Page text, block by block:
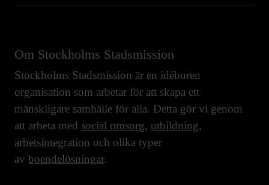
Om Stockholms Stadsmission
Stockholms Stadsmission är en idéburen
organisation som arbetar för att skapa ett
mänskligare samhälle för alla. Detta gör vi genom
att arbeta med social omsorg, utbildning,
arbetsintegration och olika typer
av boendelösningar.